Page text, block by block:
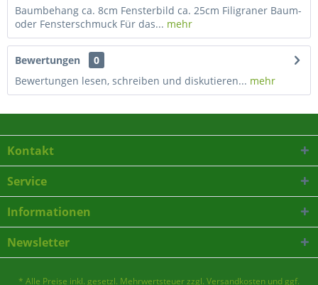
Baumbehang ca. 8cm Fensterbild ca. 25cm Filigraner Baum-
oder Fensterschmuck Für das... mehr
Bewertungen
0
Bewertungen lesen, schreiben und diskutieren... mehr
Kontakt
Service
Informationen
Newsletter
* Alle Preise inkl. gesetzl. Mehrwertsteuer zzgl. Versandkosten und ggf.